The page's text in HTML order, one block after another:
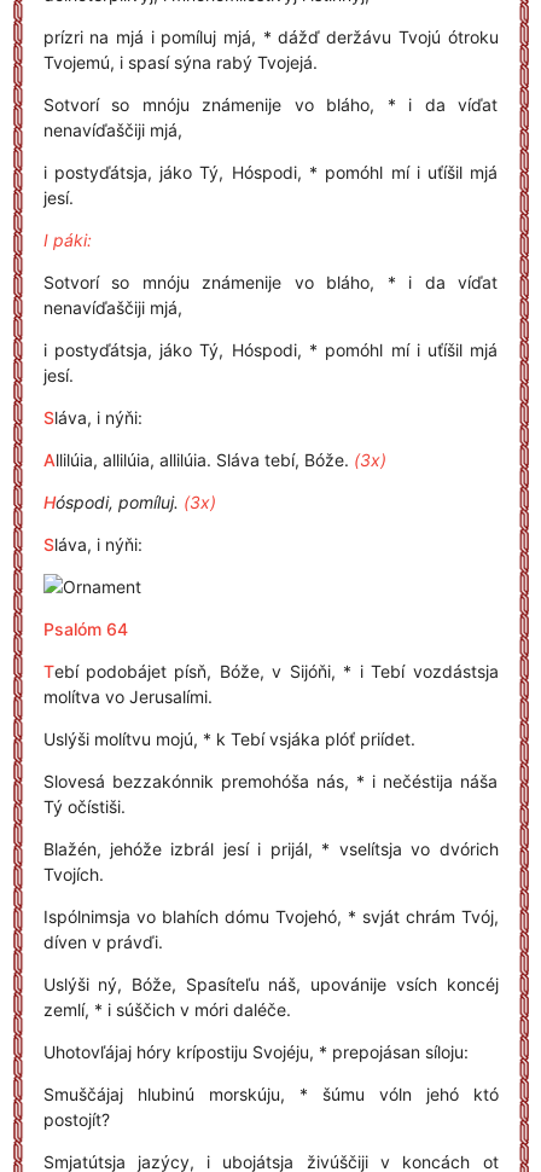
prízri na mjá i pomíluj mjá, * dážď deržávu Tvojú ótroku
Tvojemú, i spasí sýna rabý Tvojejá.
Sotvorí so mnóju známenije vo bláho, * i da víďat
nenavíďaščiji mjá,
i postyďátsja, jáko Tý, Hóspodi, * pomóhl mí i uťíšil mjá
jesí.
I páki:
Sotvorí so mnóju známenije vo bláho, * i da víďat
nenavíďaščiji mjá,
i postyďátsja, jáko Tý, Hóspodi, * pomóhl mí i uťíšil mjá
jesí.
Sláva, i nýňi:
Allilúia, allilúia, allilúia. Sláva tebí, Bóže. (3x)
Hóspodi, pomíluj. (3x)
Sláva, i nýňi:
Psalóm 64
Tebí podobájet písň, Bóže, v Sijóňi, * i Tebí vozdástsja
molítva vo Jerusalími.
Uslýši molítvu mojú, * k Tebí vsjáka plóť priídet.
Slovesá bezzakónnik premohóša nás, * i nečéstija náša
Tý očístiši.
Blažén, jehóže izbrál jesí i prijál, * vselítsja vo dvórich
Tvojích.
Ispólnimsja vo blahích dómu Tvojehó, * svját chrám Tvój,
díven v právďi.
Uslýši ný, Bóže, Spasíteľu náš, upovánije vsích koncéj
zemlí, * i súščich v móri daléče.
Uhotovľájaj hóry krípostiju Svojéju, * prepojásan síloju:
Smuščájaj hlubinú morskúju, * šúmu vóln jehó któ
postojít?
Smjatútsja jazýcy, i ubojátsja živúščiji v koncách ot